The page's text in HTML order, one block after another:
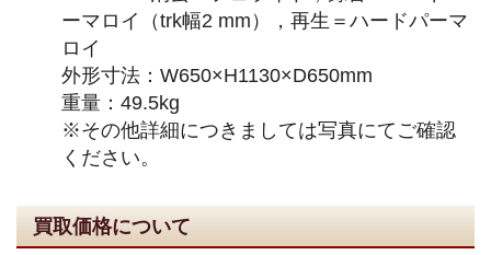
ーマロイ（trk幅2 mm），再生＝ハードパーマ
ロイ
外形寸法：W650×H1130×D650mm
重量：49.5kg
※その他詳細につきましては写真にてご確認
ください。
買取価格について